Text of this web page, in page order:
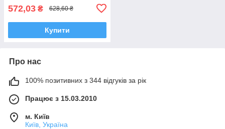
572,03 ₴ 628,60 ₴
Купити
Про нас
100% позитивних з 344 відгуків за рік
Працює з 15.03.2010
м. Київ
Київ, Україна